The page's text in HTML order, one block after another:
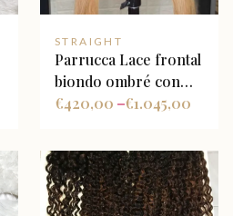
STRAIGHT
Parrucca Lace frontal
biondo ombré con
radice scura
420,00
€ – 1.045,00
€